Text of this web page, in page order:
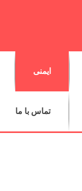
ایمنی
تماس با ما